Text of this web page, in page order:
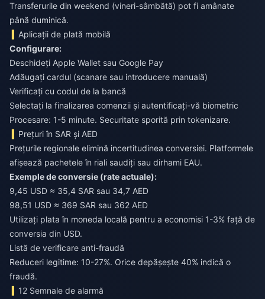
Transferurile din weekend (vineri-sâmbătă) pot fi amânate
până duminică.
Aplicații de plată mobilă
Configurare:
Deschideți Apple Wallet sau Google Pay
Adăugați cardul (scanare sau introducere manuală)
Verificați cu codul de la bancă
Selectați la finalizarea comenzii și autentificați-vă biometric
Procesare: 1-5 minute. Securitate sporită prin tokenizare.
Prețuri în SAR și AED
Prețurile regionale elimină incertitudinea conversiei. Platformele
afișează pachetele în riali saudiți sau dirhami EAU.
Exemple de conversie (rate actuale):
9,45 USD ≈ 35,4 SAR sau 34,7 AED
98,51 USD ≈ 369 SAR sau 362 AED
Utilizați plata în moneda locală pentru a economisi 1-3% față de
conversia din USD.
Listă de verificare anti-fraudă
Reduceri legitime: 10-27%. Orice depășește 40% indică o
fraudă.
12 Semnale de alarmă